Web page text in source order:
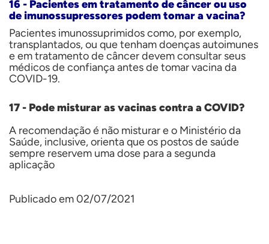
16 - Pacientes em tratamento de câncer ou uso
de imunossupressores podem tomar a vacina?
Pacientes imunossuprimidos como, por exemplo,
transplantados, ou que tenham doenças autoimunes
e em tratamento de câncer devem consultar seus
médicos de confiança antes de tomar vacina da
COVID-19.
17 - Pode misturar as vacinas contra a COVID?
A recomendação é não misturar e o Ministério da
Saúde, inclusive, orienta que os postos de saúde
sempre reservem uma dose para a segunda
aplicação
Publicado em 02/07/2021